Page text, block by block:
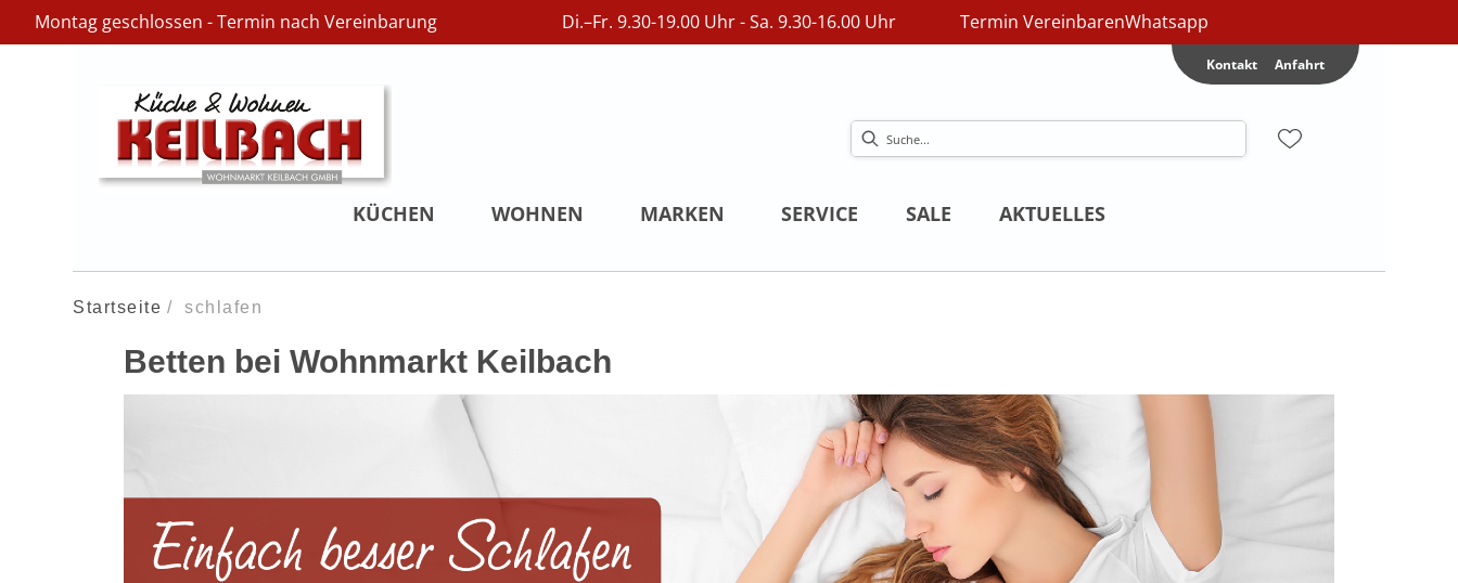
Montag geschlossen - Termin nach Vereinbarung Di.–Fr. 9.30-19.00 Uhr - Sa. 9.30-16.00 Uhr Termin VereinbarenWhatsapp
Kontakt Anfahrt
KÜCHEN WOHNEN MARKEN SERVICE SALE AKTUELLES
Startseite schlafen
Betten bei Wohnmarkt Keilbach